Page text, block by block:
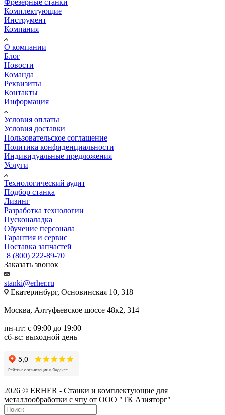
Комплектующие
Инструмент
Компания
О компании
Блог
Новости
Команда
Реквизиты
Контакты
Информация
Условия оплаты
Условия доставки
Пользовательское соглашение
Политика конфиденциальности
Индивидуальные предложения
Услуги
Технологический аудит
Подбор станка
Лизинг
Разработка технологии
Пусконаладка
Обучение персонала
Гарантия и сервис
Поставка запчастей
8 (800) 222-89-70
Заказать звонок
stanki@erher.ru
Екатеринбург, Основинская 10, 318
Москва, Алтуфьевское шоссе 48к2, 314
пн-пт: с 09:00 до 19:00
сб-вс: выходной день
2026 © ERHER - Станки и комплектующие для
металлообработки с чпу от ООО "ТК Азияторг"